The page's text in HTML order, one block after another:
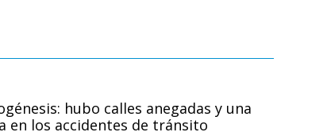
hubo calles anegadas y una
en los accidentes de tránsito